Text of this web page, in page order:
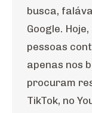
busca,
Google.
pessoas
apenas nos
procuram
TikTok, no